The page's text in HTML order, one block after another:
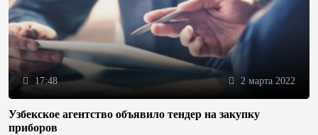
17:48 2 марта 2022
Узбекское агентство объявило тендер на закупку
приборов